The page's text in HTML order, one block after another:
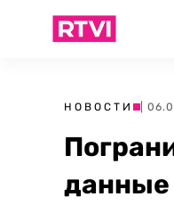
НОВОСТИ |
данные